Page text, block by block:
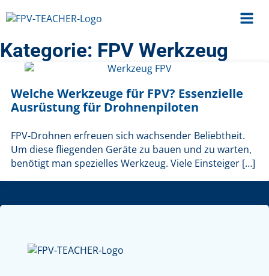
Kategorie: FPV Werkzeug
Welche Werkzeuge für FPV? Essenzielle
Ausrüstung für Drohnenpiloten
FPV-Drohnen erfreuen sich wachsender Beliebtheit.
Um diese fliegenden Geräte zu bauen und zu warten,
benötigt man spezielles Werkzeug. Viele Einsteiger […]